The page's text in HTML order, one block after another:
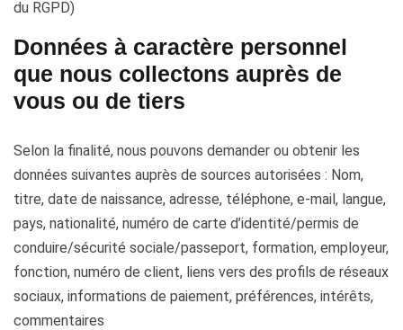
du RGPD)
Données à caractère personnel
que nous collectons auprès de
vous ou de tiers
Selon la finalité, nous pouvons demander ou obtenir les
données suivantes auprès de sources autorisées : Nom,
titre, date de naissance, adresse, téléphone, e-mail, langue,
pays, nationalité, numéro de carte d’identité/permis de
conduire/sécurité sociale/passeport, formation, employeur,
fonction, numéro de client, liens vers des profils de réseaux
sociaux, informations de paiement, préférences, intérêts,
commentaires